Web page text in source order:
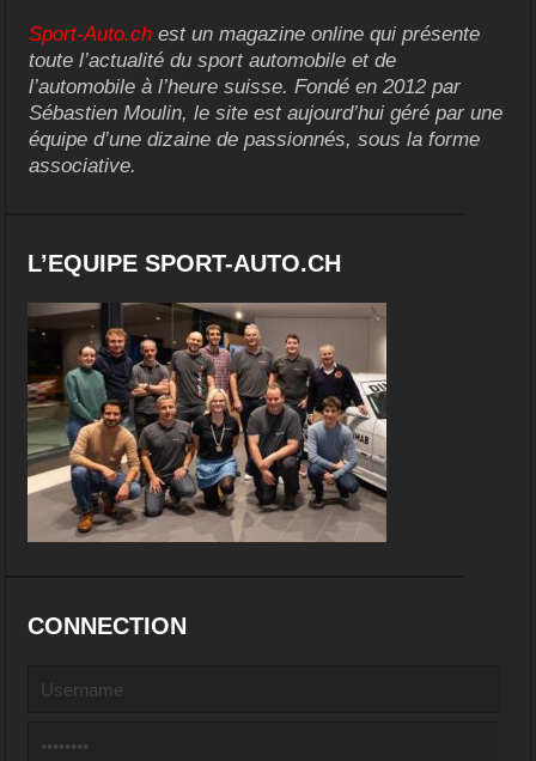
Sport-Auto.ch est un magazine online qui présente
toute l’actualité du sport automobile et de
l’automobile à l’heure suisse. Fondé en 2012 par
Sébastien Moulin, le site est aujourd’hui géré par une
équipe d’une dizaine de passionnés, sous la forme
associative.
L’EQUIPE SPORT-AUTO.CH
CONNECTION